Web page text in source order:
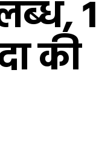
1
की